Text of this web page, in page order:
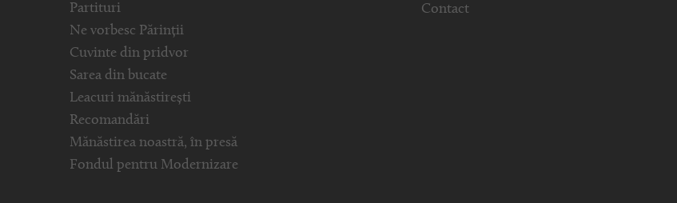
Partituri
Ne vorbesc Părinții
Cuvinte din pridvor
Sarea din bucate
Leacuri mănăstirești
Recomandări
Mănăstirea noastră, în presă
Fondul pentru Modernizare
Contact